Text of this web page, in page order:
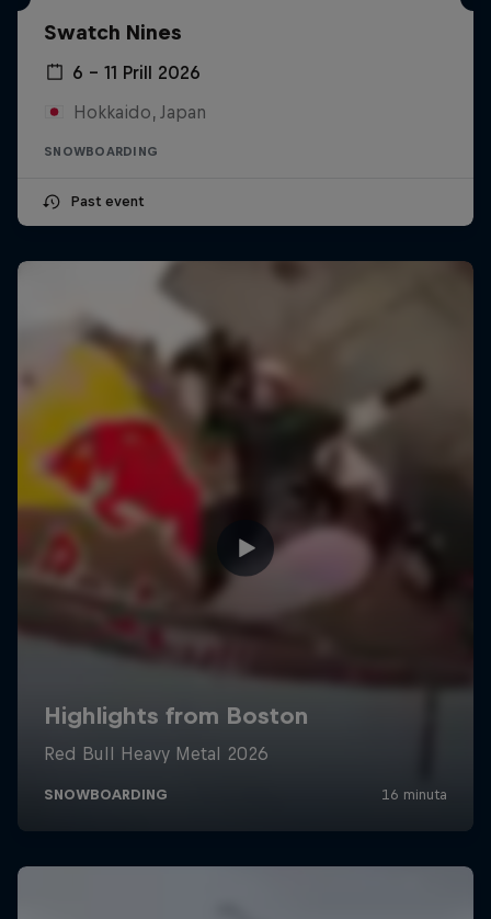
Swatch Nines
6 – 11 Prill 2026
Hokkaido, Japan
SNOWBOARDING
Past event